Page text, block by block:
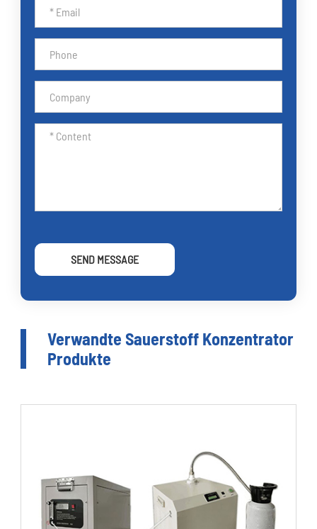
SEND MESSAGE
Verwandte Sauerstoff Konzentrator
Produkte